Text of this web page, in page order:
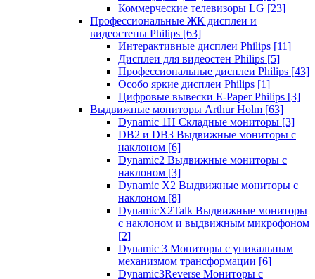
Коммерческие телевизоры LG [23]
Профессиональные ЖК дисплеи и
видеостены Philips [63]
Интерактивные дисплеи Philips [11]
Дисплеи для видеостен Philips [5]
Профессиональные дисплеи Philips [43]
Особо яркие дисплеи Philips [1]
Цифровые вывески E-Paper Philips [3]
Выдвижные мониторы Arthur Holm [63]
Dynamic 1Н Складные мониторы [3]
DB2 и DB3 Выдвижные мониторы с
наклоном [6]
Dynamic2 Выдвижные мониторы с
наклоном [3]
Dynamic X2 Выдвижные мониторы с
наклоном [8]
DynamicX2Talk Выдвижные мониторы
с наклоном и выдвижным микрофоном
[2]
Dynamic 3 Мониторы с уникальным
механизмом трансформации [6]
Dynamic3Reverse Мониторы с